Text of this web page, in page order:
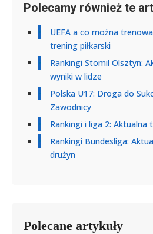
Polecamy również te
UEFA a co można
trening piłkarski
Rankingi Stomil Olsztyn:
wyniki w lidze
Polska U17: Droga do
Zawodnicy
Rankingi i liga 2: Aktualna
Rankingi Bundesliga:
drużyn
Polecane artykuły